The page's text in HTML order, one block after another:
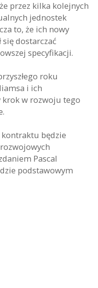
że przez kilka kolejnych
jednostek
to, że ich nowy
dostarczać
specyfikacji.
roku
i ich
krok w rozwoju tego
będzie
Pascal
podstawowym